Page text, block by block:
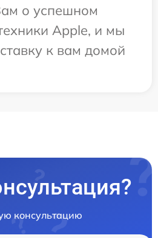
о успешном
Apple, и мы
к вам домой
консультацию